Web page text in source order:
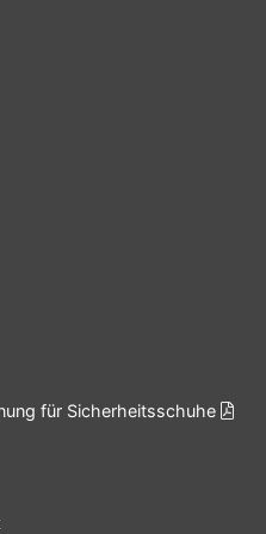
für Sicherheitsschuhe